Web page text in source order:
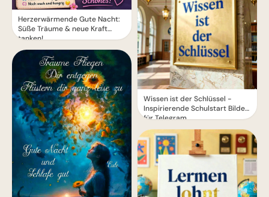
Herzerwärmende Gute Nacht:
Süße Träume & neue Kraft
tanken!
Wissen ist der Schlüssel -
Inspirierende Schulstart Bilder
für Telegram